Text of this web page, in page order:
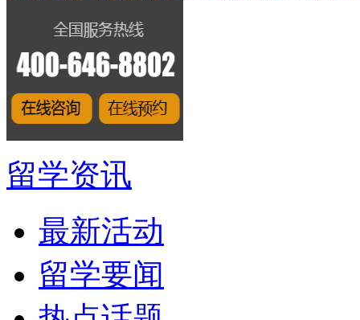
留学资讯
最新活动
留学要闻